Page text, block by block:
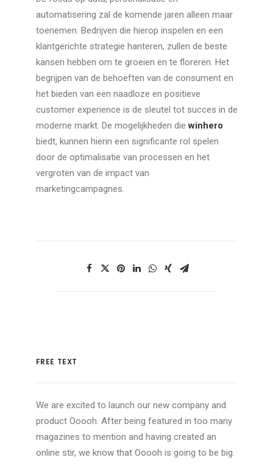
automatisering zal de komende jaren alleen maar
toenemen. Bedrijven die hierop inspelen en een
klantgerichte strategie hanteren, zullen de beste
kansen hebben om te groeien en te floreren. Het
begrijpen van de behoeften van de consument en
het bieden van een naadloze en positieve
customer experience is de sleutel tot succes in de
moderne markt. De mogelijkheden diewinhero
biedt, kunnen hierin een significante rol spelen
door de optimalisatie van processen en het
vergroten van de impact van
marketingcampagnes.
FREE TEXT
We are excited to launch our new company and
product Ooooh. After being featured in too many
magazines to mention and having created an
online stir, we know that Ooooh is going to be big.